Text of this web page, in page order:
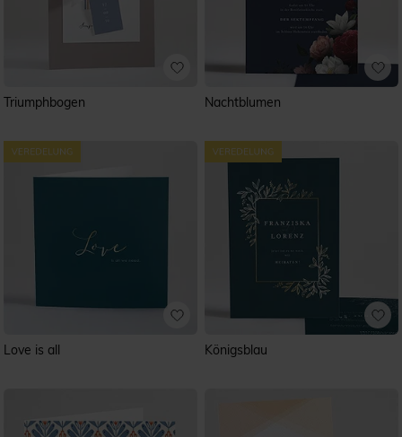
Triumphbogen Nachtblumen
Love is all Königsblau